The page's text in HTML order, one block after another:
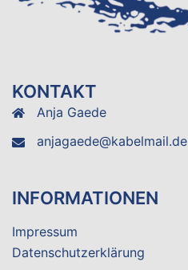
KONTAKT
Anja Gaede
anjagaede@kabelmail.de
INFORMATIONEN
Impressum
Datenschutzerklärung